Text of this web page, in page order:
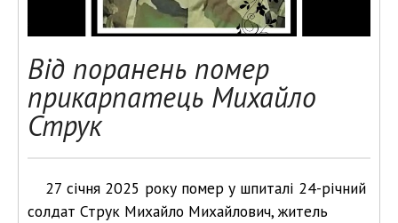
Від поранень помер
прикарпатець Михайло
Струк
27 січня 2025 року помер у шпиталі 24-річний
солдат Струк Михайло Михайлович, житель